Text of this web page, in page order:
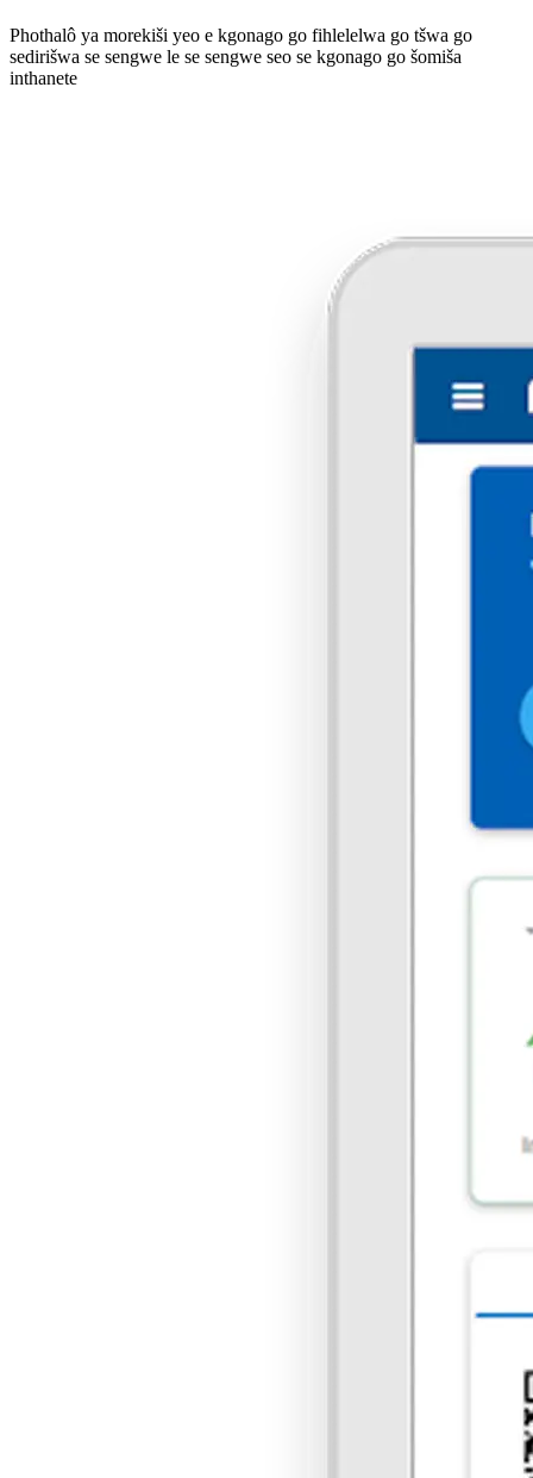
Phothalô ya morekiši yeo e kgonago go fihlelelwa go tšwa go
sedirišwa se sengwe le se sengwe seo se kgonago go šomiša
inthanete